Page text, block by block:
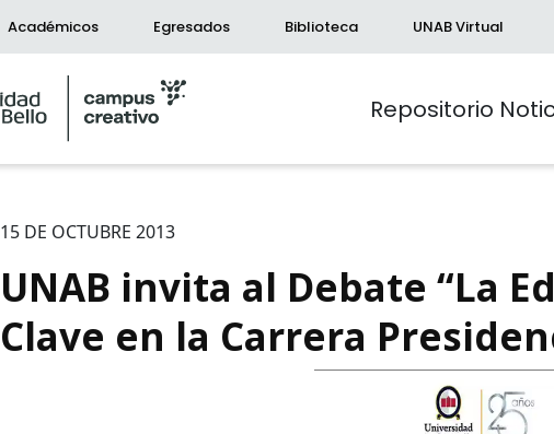
Académicos Egresados Biblioteca UNAB Virtual
Repositorio
15 DE OCTUBRE 2013
UNAB invita al Debate “La
Clave en la Carrera